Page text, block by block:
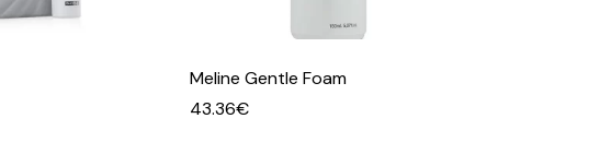
Meline Gentle Foam
43.36€